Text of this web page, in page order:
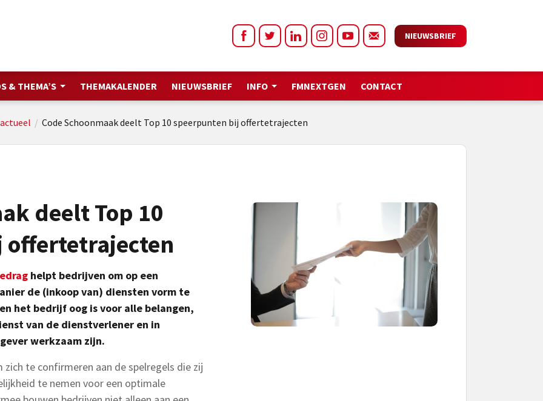
NIEUWSBRIEF
& THEMA’S THEMAKALENDER NIEUWSBRIEF INFO FMNEXTGEN CONTACT
actueel / Code Schoonmaak deelt Top 10 speerpunten bij offertetrajecten
deelt Top 10
helpt bedrijven om op een
de (inkoop van) diensten vorm te
het bedrijf oog is voor alle belangen,
van de dienstverlener en in
werkzaam zijn.
zich te confirmeren aan de spelregels die zij
te nemen voor een optimale